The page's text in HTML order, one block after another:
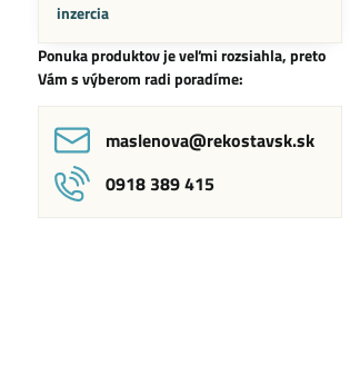
inzercia
Ponuka produktov je veľmi rozsiahla, preto
Vám s výberom radi poradíme:
maslenova​@rekostavsk​.sk
0918 389 415